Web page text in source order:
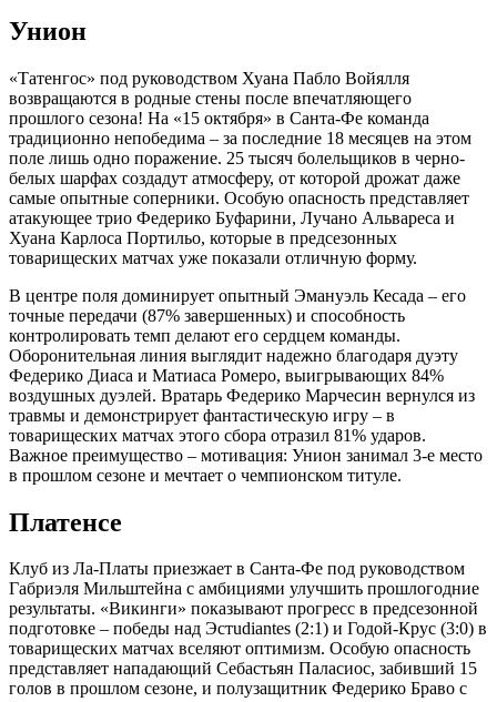
Унион
«Татенгос» под руководством Хуана Пабло Войялля
возвращаются в родные стены после впечатляющего
прошлого сезона! На «15 октября» в Санта-Фе команда
традиционно непобедима – за последние 18 месяцев на этом
поле лишь одно поражение. 25 тысяч болельщиков в черно-
белых шарфах создадут атмосферу, от которой дрожат даже
самые опытные соперники. Особую опасность представляет
атакующее трио Федерико Буфарини, Лучано Альвареса и
Хуана Карлоса Портильо, которые в предсезонных
товарищеских матчах уже показали отличную форму.
В центре поля доминирует опытный Эмануэль Кесада – его
точные передачи (87% завершенных) и способность
контролировать темп делают его сердцем команды.
Оборонительная линия выглядит надежно благодаря дуэту
Федерико Диаса и Матиаса Ромеро, выигрывающих 84%
воздушных дуэлей. Вратарь Федерико Марчесин вернулся из
травмы и демонстрирует фантастическую игру – в
товарищеских матчах этого сбора отразил 81% ударов.
Важное преимущество – мотивация: Унион занимал 3-е место
в прошлом сезоне и мечтает о чемпионском титуле.
Платенсе
Клуб из Ла-Платы приезжает в Санта-Фе под руководством
Габриэля Мильштейна с амбициями улучшить прошлогодние
результаты. «Викинги» показывают прогресс в предсезонной
подготовке – победы над Эстudiantes (2:1) и Годой-Крус (3:0) в
товарищеских матчах вселяют оптимизм. Особую опасность
представляет нападающий Себастьян Паласиос, забивший 15
голов в прошлом сезоне, и полузащитник Федерико Браво с